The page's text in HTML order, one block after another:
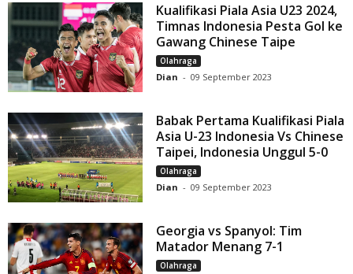
Kualifikasi Piala Asia U23 2024,
Timnas Indonesia Pesta Gol ke
Gawang Chinese Taipe
Olahraga
Dian - 09 September 2023
Babak Pertama Kualifikasi Piala
Asia U-23 Indonesia Vs Chinese
Taipei, Indonesia Unggul 5-0
Olahraga
Dian - 09 September 2023
Georgia vs Spanyol: Tim
Matador Menang 7-1
Olahraga